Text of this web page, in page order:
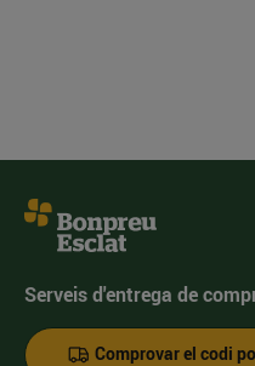
Serveis d'entrega de
Comprovar el codi